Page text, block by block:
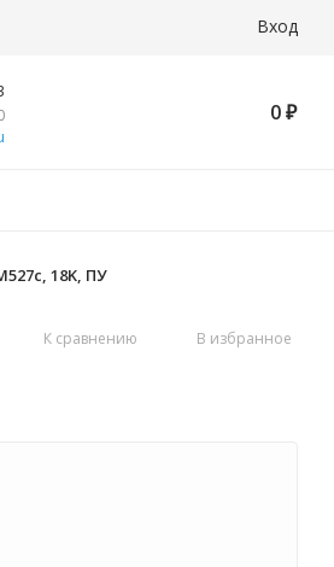
Вход
0 ₽
18K, ПУ
К сравнению В избранное